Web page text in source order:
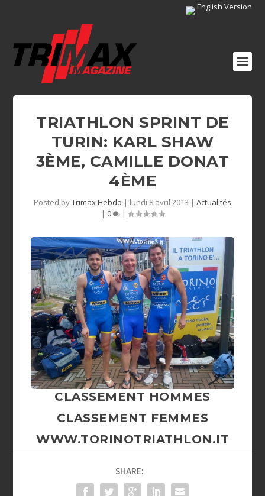
English Version
TRIATHLON SPRINT DE
TURIN: KARL SHAW
3ÈME, CAMILLE DONAT
4ÈME
Posted byTrimax Hebdo | lundi 8 avril 2013 | Actualités
| 0 |
CLASSEMENT HOMMES
CLASSEMENT FEMMES
WWW.TORINOTRIATHLON.IT
SHARE: